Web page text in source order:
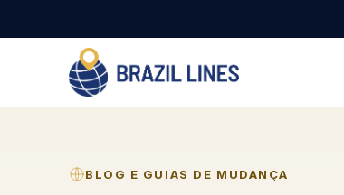
BLOG E GUIAS DE MUDANÇA